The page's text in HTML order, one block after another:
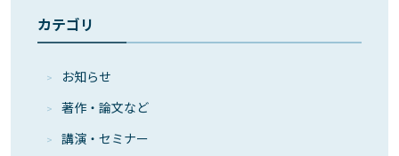
カテゴリ
お知らせ
著作・論⽂など
講演・セミナー